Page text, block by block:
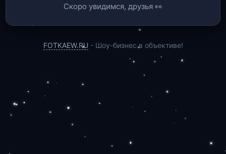
Скоро увидимся, друзья 👀
FOTKAEW.RU - Шоу-бизнес в объективе!